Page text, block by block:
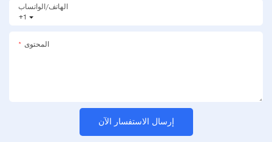
+1
الهاتف/الواتساب
المحتوى
إرسال الاستفسار الآن